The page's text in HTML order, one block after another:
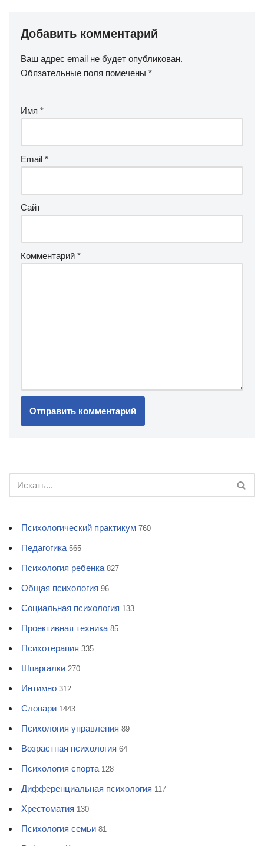
Добавить комментарий
Ваш адрес email не будет опубликован.
Обязательные поля помечены *
Имя *
Email *
Сайт
Комментарий *
Психологический практикум 760
Педагогика 565
Психология ребенка 827
Общая психология 96
Социальная психология 133
Проективная техника 85
Психотерапия 335
Шпаргалки 270
Интимно 312
Словари 1443
Психология управления 89
Возрастная психология 64
Психология спорта 128
Дифференциальная психология 117
Хрестоматия 130
Психология семьи 81